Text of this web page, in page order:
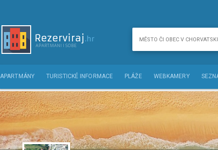
APARTMÁNY TURISTICKÉ INFORMACE PLÁŽE WEBKAMERY